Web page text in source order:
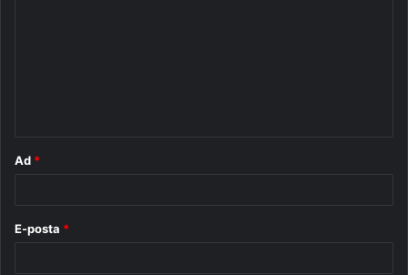
Ad *
E-posta *